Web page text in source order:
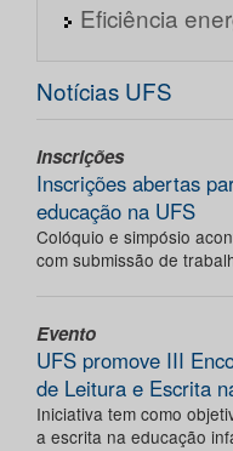
Eficiência
Notícias UFS
Inscrições
Inscrições abertas
educação na UFS
Colóquio e simpósio
com submissão de
Evento
UFS promove III
de Leitura e Escrita
Iniciativa tem como
a escrita na educação